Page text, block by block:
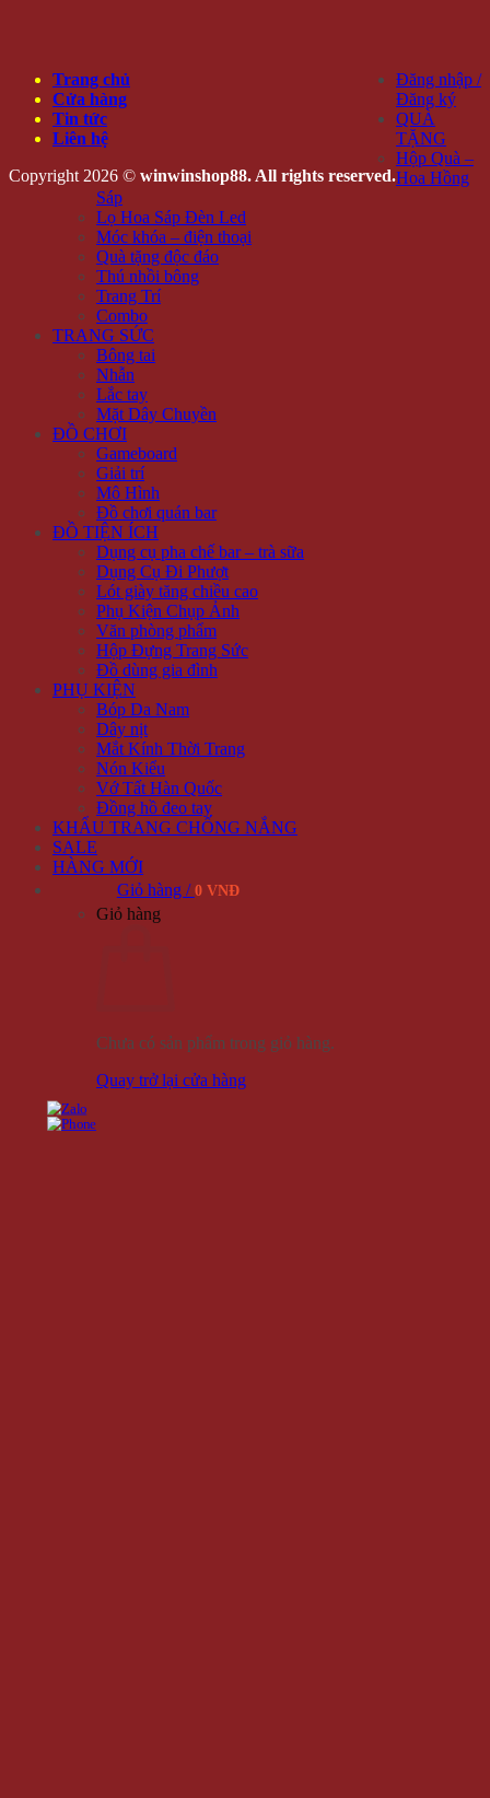
Trang chủ
Cửa hàng
Tin tức
Liên hệ
Copyright 2026 © winwinshop88. All rights reserved.
Đăng nhập /
Đăng ký
QUÀ
TẶNG
Hộp Quà –
Hoa Hồng
Sáp
Lọ Hoa Sáp Đèn Led
Móc khóa – điện thoại
Quà tặng độc đáo
Thú nhồi bông
Trang Trí
Combo
TRANG SỨC
Bông tai
Nhẫn
Lắc tay
Mặt Dây Chuyền
ĐỒ CHƠI
Gameboard
Giải trí
Mô Hình
Đồ chơi quán bar
ĐỒ TIỆN ÍCH
Dụng cụ pha chế bar – trà sữa
Dụng Cụ Đi Phượt
Lót giày tăng chiều cao
Phụ Kiện Chụp Ảnh
Văn phòng phẩm
Hộp Đựng Trang Sức
Đồ dùng gia đình
PHỤ KIỆN
Bóp Da Nam
Dây nịt
Mắt Kính Thời Trang
Nón Kiểu
Vớ Tất Hàn Quốc
Đồng hồ đeo tay
KHẨU TRANG CHỐNG NẮNG
SALE
HÀNG MỚI
Giỏ hàng / 0 VNĐ
Giỏ hàng
Chưa có sản phẩm trong giỏ hàng.
Quay trở lại cửa hàng